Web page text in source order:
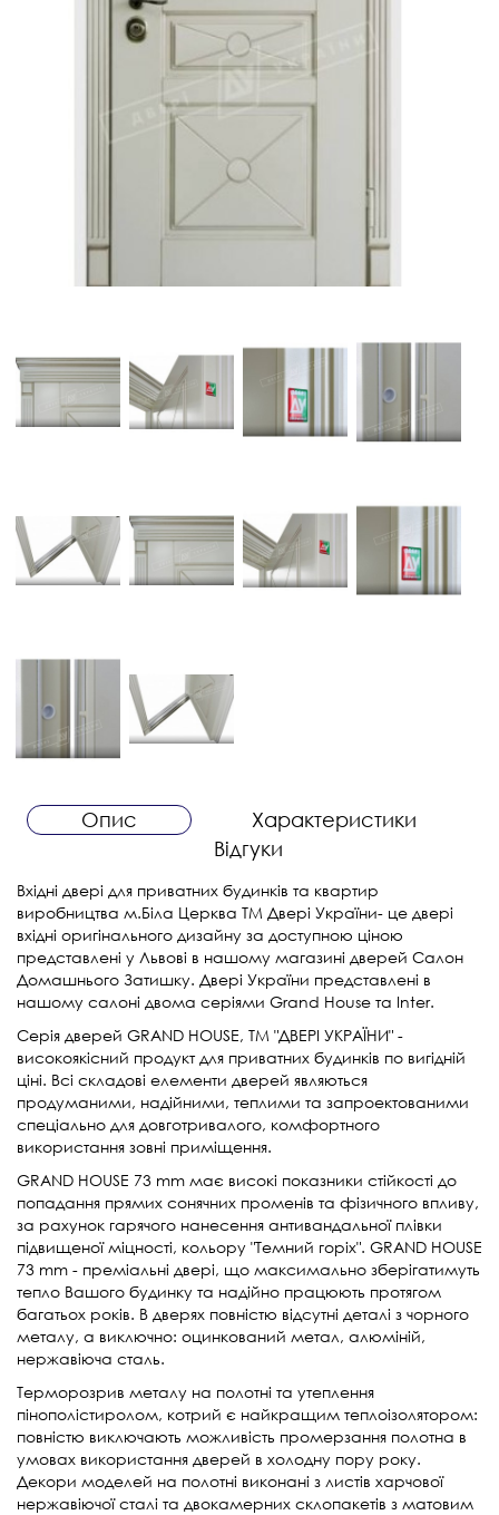
Опис
Характеристики
Відгуки
Вхідні двері для приватних будинків та квартир
виробництва м.Біла Церква ТМ Двері України- це двері
вхідні оригінального дизайну за доступною ціною
представлені у Львові в нашому магазині дверей Салон
Домашнього Затишку. Двері України представлені в
нашому салоні двома серіями Grand House та Inter.
Серія дверей GRAND HOUSE, ТМ "ДВЕРІ УКРАЇНИ" -
високоякісний продукт для приватних будинків по вигідній
ціні. Всі складові елементи дверей являються
продуманими, надійними, теплими та запроектованими
спеціально для довготривалого, комфортного
використання зовні приміщення.
GRAND HOUSE 73 mm має високі показники стійкості до
попадання прямих сонячних променів та фізичного впливу,
за рахунок гарячого нанесення антивандальної плівки
підвищеної міцності, кольору "Темний горіх". GRAND HOUSE
73 mm - преміальні двері, що максимально зберігатимуть
тепло Вашого будинку та надійно працюють протягом
багатьох років. В дверях повністю відсутні деталі з чорного
металу, а виключно: оцинкований метал, алюміній,
нержавіюча сталь.
Терморозрив металу на полотні та утеплення
пінополістиролом, котрий є найкращим теплоізолятором:
повністю виключають можливість промерзання полотна в
умовах використання дверей в холодну пору року.
Декори моделей на полотні виконані з листів харчової
нержавіючої сталі та двокамерних склопакетів з матовим